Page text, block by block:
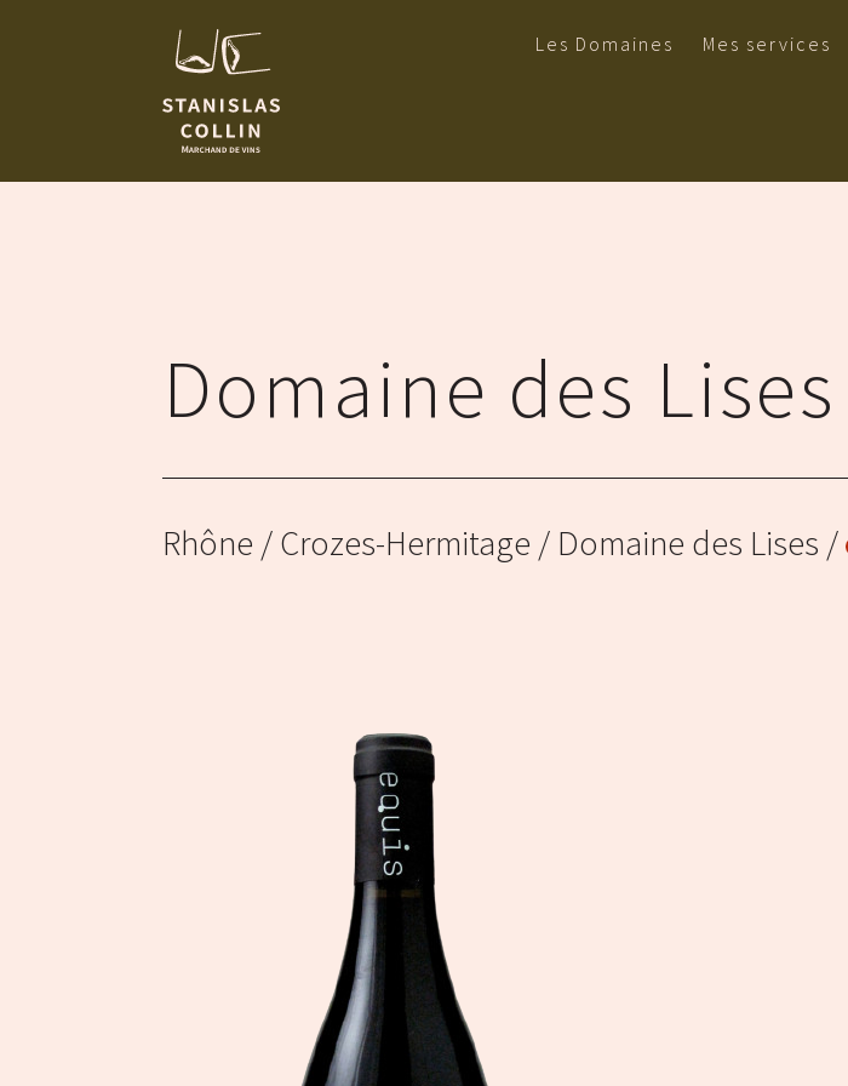
Les Domaines Mes services
Domaine des Lises
Rhône / Crozes-Hermitage / Domaine des Lises /